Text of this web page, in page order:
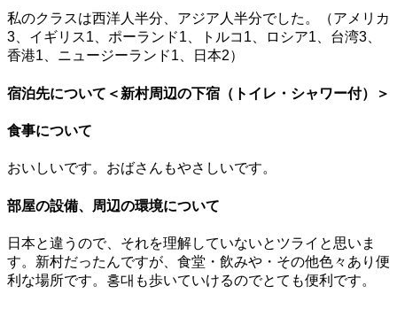
私のクラスは西洋人半分、アジア人半分でした。（アメリカ
3、イギリス1、ポーランド1、トルコ1、ロシア1、台湾3、
香港1、ニュージーランド1、日本2）
宿泊先について＜新村周辺の下宿（トイレ・シャワー付）＞
食事について
おいしいです。おばさんもやさしいです。
部屋の設備、周辺の環境について
日本と違うので、それを理解していないとツライと思いま
す。新村だったんですが、食堂・飲みや・その他色々あり便
利な場所です。홍대も歩いていけるのでとても便利です。